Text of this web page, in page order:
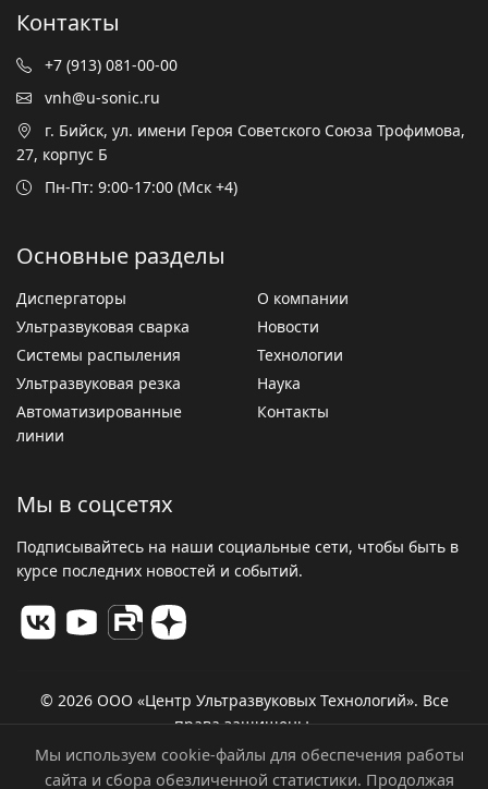
Контакты
+7 (913) 081-00-00
vnh@u-sonic.ru
г. Бийск, ул. имени Героя Советского Союза Трофимова,
27, корпус Б
Пн-Пт: 9:00-17:00 (Мск +4)
Основные разделы
Диспергаторы
Ультразвуковая сварка
Системы распыления
Ультразвуковая резка
Автоматизированные
линии
О компании
Новости
Технологии
Наука
Контакты
Мы в соцсетях
Подписывайтесь на наши социальные сети, чтобы быть в
курсе последних новостей и событий.
© 2026 ООО «Центр Ультразвуковых Технологий». Все
права защищены.
Политика конфиденциальности
Мы используем cookie-файлы для обеспечения работы
сайта и сбора обезличенной статистики. Продолжая